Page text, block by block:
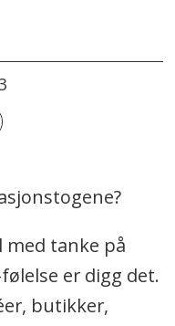
med tanke på
er digg det.
butikker,